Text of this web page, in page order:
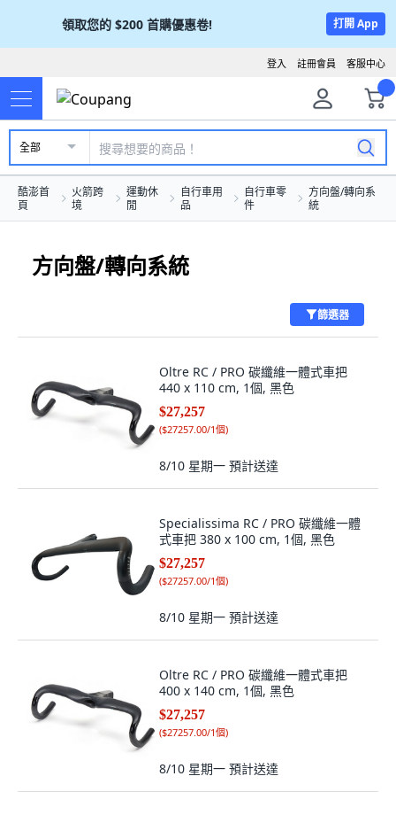
領取您的 $200 首購優惠卷! 打開 App
客服中心
註冊會員
登入
全部
酷澎首
頁
火箭跨
境
運動休
閒
自行車用
品
自行車零
件
方向盤/轉向系
統
方向盤/轉向系統
篩選器
Oltre RC / PRO 碳纖維一體式車把
440 x 110 cm, 1個, 黑色
$27,257
($27257.00/1個)
8/10 星期一 預計送達
Specialissima RC / PRO 碳纖維一體
式車把 380 x 100 cm, 1個, 黑色
$27,257
($27257.00/1個)
8/10 星期一 預計送達
Oltre RC / PRO 碳纖維一體式車把
400 x 140 cm, 1個, 黑色
$27,257
($27257.00/1個)
8/10 星期一 預計送達